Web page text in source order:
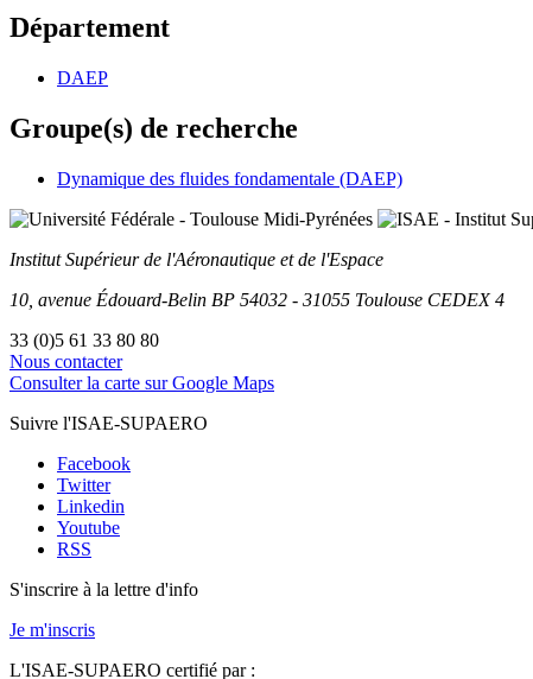
Département
DAEP
Groupe(s) de recherche
Dynamique des fluides fondamentale (DAEP)
Institut Supérieur de l'Aéronautique et de l'Espace
10, avenue Édouard-Belin BP 54032 - 31055 Toulouse CEDEX 4
33 (0)5 61 33 80 80
Nous contacter
Consulter la carte sur Google Maps
Suivre l'ISAE-SUPAERO
Facebook
Twitter
Linkedin
Youtube
RSS
S'inscrire à la lettre d'info
Je m'inscris
L'ISAE-SUPAERO certifié par :